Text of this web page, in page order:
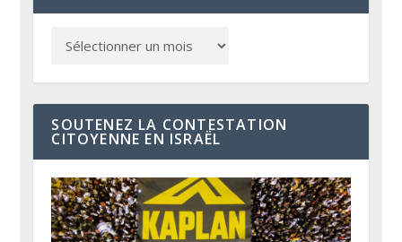
SOUTENEZ LA CONTESTATION
CITOYENNE EN ISRAËL